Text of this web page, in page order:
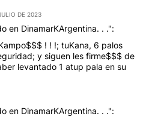
DE 2023
en DinamarKArgentina. . .":
! ! !; tuKana, 6 palos
y siguen les firme$$$ de
levantado 1 atup pala en su
en DinamarKArgentina. . .":